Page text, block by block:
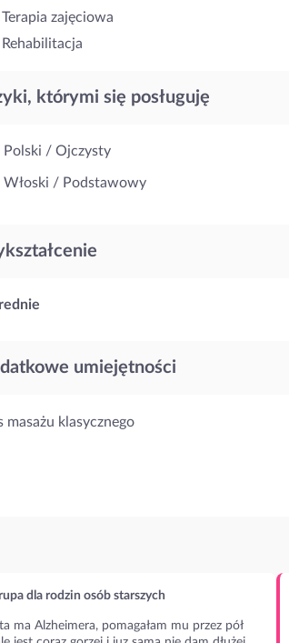
Terapia zajęciowa
Rehabilitacja
którymi się posługuję
Polski / Ojczysty
Włoski / Podstawowy
umiejętności
masażu klasycznego
dla rodzin osób starszych
ma Alzheimera, pomagałam mu przez pół